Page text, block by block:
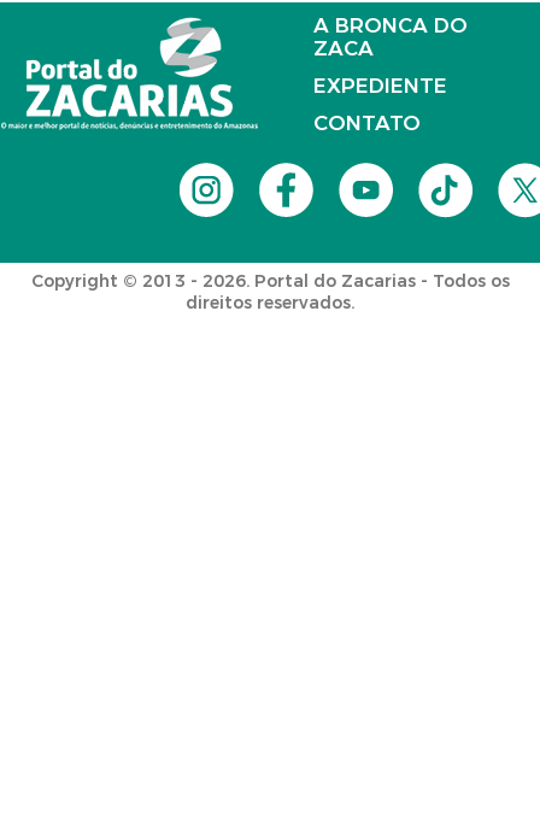
A BRONCA DO
ZACA
EXPEDIENTE
CONTATO
Copyright © 2013 - 2026. Portal do Zacarias - Todos os
direitos reservados.